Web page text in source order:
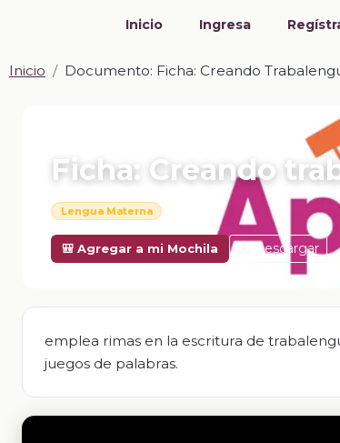
Inicio Ingresa
Inicio Documento: Ficha: Creando
Ficha: Creando
Lengua Materna
🎒 Agregar a mi Mochila Descargar
emplea rimas en la escritura de
juegos de palabras.